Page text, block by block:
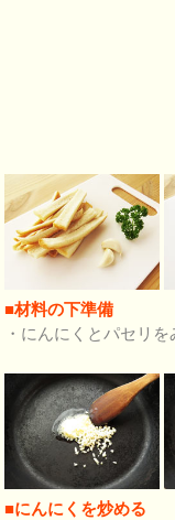
■材料の下準備
・にんにくとパセリを
■にんにくを炒める